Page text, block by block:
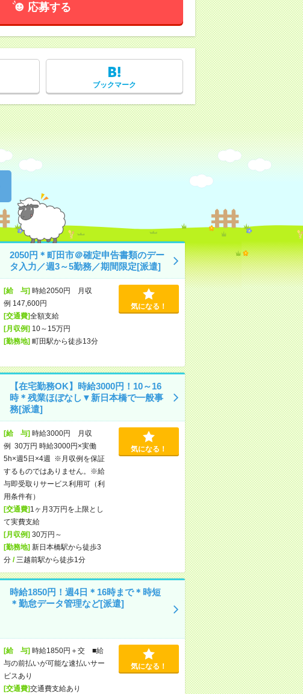
応募する
ブックマーク
2050円＊町田市＠確定申告書類のデー
タ入力／週3～5勤務／期間限定[派遣]
[給 与]時給2050円 月収
例 147,600円
[交通費]全額支給
[月収例]10～15万円
[勤務地]町田駅から徒歩13分
気になる！
【在宅勤務OK】時給3000円！10～16
時＊残業ほぼなし▼新日本橋で一般事
務[派遣]
[給 与]時給3000円 月収
例 30万円 時給3000円×実働
5h×週5日×4週 ※月収例を保証
するものではありません。※給
与即受取りサービス利用可（利
用条件有）
[交通費]1ヶ月3万円を上限とし
て実費支給
[月収例]30万円～
[勤務地]新日本橋駅から徒歩3
分/ 三越前駅から徒歩1分
気になる！
時給1850円！週4日＊16時まで＊時短
＊勤怠データ管理など[派遣]
[給 与]時給1850円＋交 ■給
与の前払いが可能な速払いサー
ビスあり
[交通費]交通費支給あり
気になる！